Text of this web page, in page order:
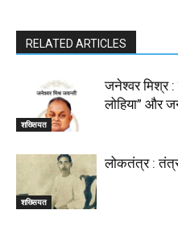
RELATED ARTICLES
शख्सियत
जनेश्वर मिश्र
लोहिया” और
शख्सियत
लोकतंत्र :